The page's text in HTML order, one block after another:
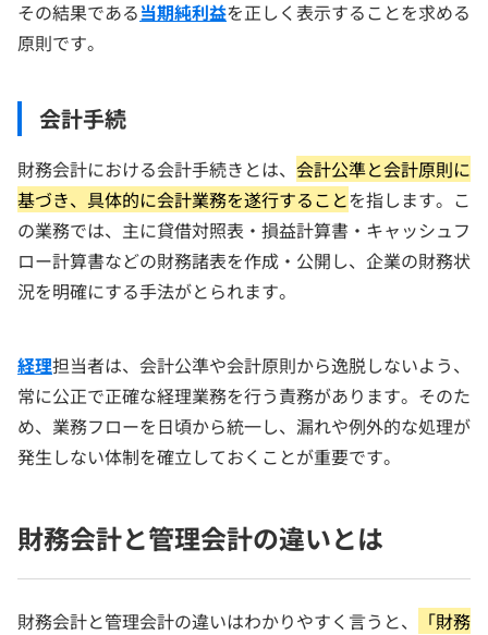
その結果である当期純利益を正しく表示することを求める
原則です。
会計手続
財務会計における会計手続きとは、 会計公準と会計原則に
基づき、具体的に会計業務を遂行することを指します。こ
の業務では、主に貸借対照表・損益計算書・キャッシュフ
ロー計算書などの財務諸表を作成・公開し、企業の財務状
況を明確にする手法がとられます。
経理担当者は、会計公準や会計原則から逸脱しないよう、
常に公正で正確な経理業務を行う責務があります。そのた
め、業務フローを日頃から統一し、漏れや例外的な処理が
発生しない体制を確立しておくことが重要です。
財務会計と管理会計の違いとは
財務会計と管理会計の違いはわかりやすく言うと、
「財務